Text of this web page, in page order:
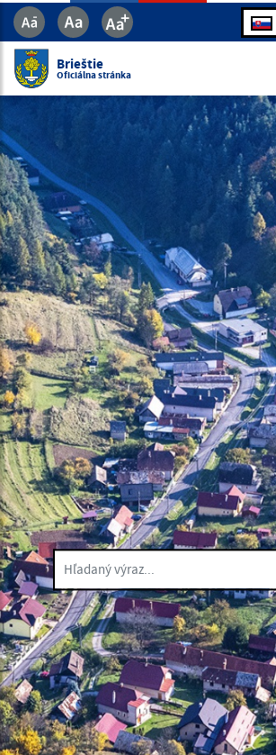
Jazyk
Brieštie
Oficiálna stránka
Hľadaný výraz...